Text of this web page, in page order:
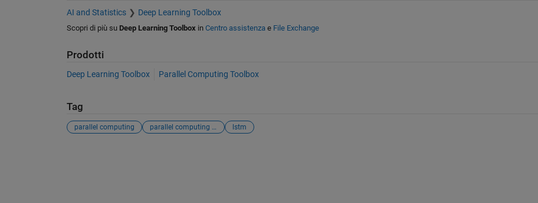
AI and Statistics Deep Learning Toolbox
Scopri di più su Deep Learning Toolbox in Centro assistenza e File Exchange
Prodotti
Deep Learning Toolbox Parallel Computing Toolbox
Tag
parallel computing parallel computing toolbox lstm